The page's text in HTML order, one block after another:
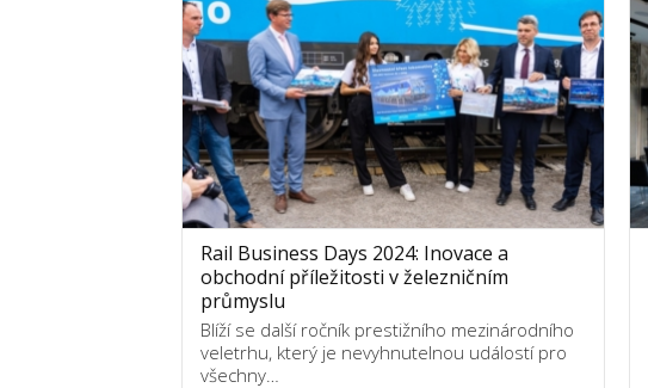
Rail Business Days 2024: Inovace a
obchodní příležitosti v železničním
průmyslu
Blíží se další ročník prestižního mezinárodního
veletrhu, který je nevyhnutelnou událostí pro
všechny…